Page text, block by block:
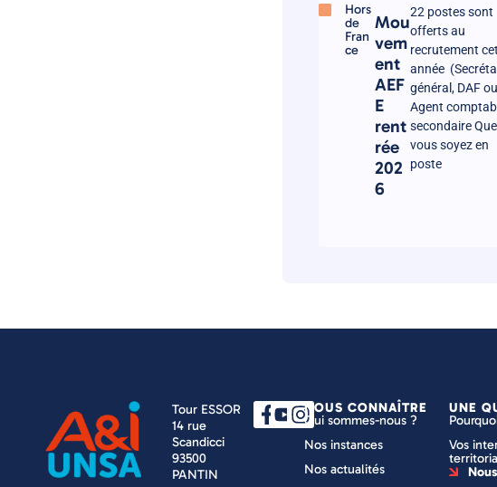
Hors
de
Fran
ce
Mou
vem
ent
AEF
E
rent
rée
202
6
22 postes sont
offerts au
recrutement
année
général, DAF ou
Agent
secondaire Que
vous soyez en
poste
Tour ESSOR
14 rue
Scandicci
93500
PANTIN
NOUS CONNAÎTRE
Qui sommes-nous ?
Nos instances
Nos actualités
UNE
Vos